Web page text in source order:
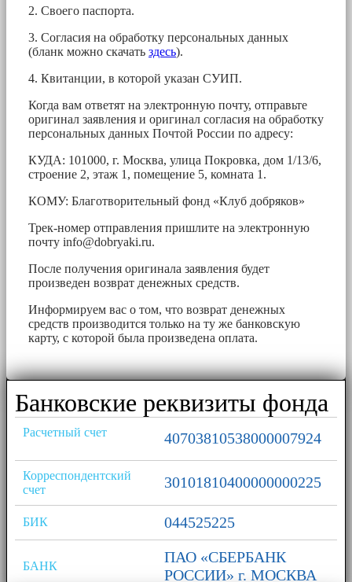
2. Своего паспорта.
3. Согласия на обработку персональных данных
(бланк можно скачать здесь).
4. Квитанции, в которой указан СУИП.
Когда вам ответят на электронную почту, отправьте
оригинал заявления и оригинал согласия на обработку
персональных данных Почтой России по адресу:
КУДА: 101000, г. Москва, улица Покровка, дом 1/13/6,
строение 2, этаж 1, помещение 5, комната 1.
КОМУ: Благотворительный фонд «Клуб добряков»
Трек-номер отправления пришлите на электронную
почту info@dobryaki.ru.
После получения оригинала заявления будет
произведен возврат денежных средств.
Информируем вас о том, что возврат денежных
средств производится только на ту же банковскую
карту, с которой была произведена оплата.
Банковские реквизиты фонда
Расчетный счет 40703810538000007924
Корреспондентский
счет
30101810400000000225
БИК 044525225
БАНК
ПАО «СБЕРБАНК
РОССИИ» г. МОСКВА